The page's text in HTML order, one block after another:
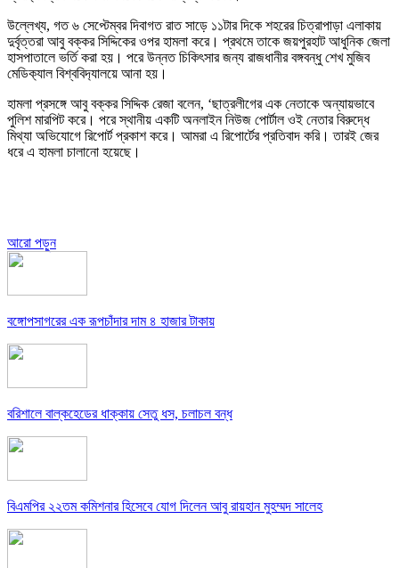
উল্লেখ্য, গত ৬ সেপ্টেম্বর দিবাগত রাত সাড়ে ১১টার দিকে শহরের চিত্রাপাড়া এলাকায়
দুর্বৃত্তরা আবু বক্কর সিদ্দিকের ওপর হামলা করে। প্রথমে তাকে জয়পুরহাট আধুনিক জেলা
হাসপাতালে ভর্তি করা হয়। পরে উন্নত চিকিৎসার জন্য রাজধানীর বঙ্গবন্ধু শেখ মুজিব
মেডিক‌্যাল বিশ্ববিদ‌্যালয়ে আনা হয়।
হামলা প্রসঙ্গে আবু বক্কর সিদ্দিক রেজা বলেন, ‘ছাত্রলীগের এক নেতাকে অন্যায়ভাবে
পুলিশ মারপিট করে। পরে স্থানীয় একটি অনলাইন নিউজ পোর্টাল ওই নেতার বিরুদ্ধে
মিথ্যা অভিযোগে রিপোর্ট প্রকাশ করে। আমরা এ রিপোর্টের প্রতিবাদ করি। তারই জের
ধরে এ হামলা চালানো হয়েছে।
আরো পড়ুন
বঙ্গোপসাগরের এক রূপচাঁদার দাম ৪ হাজার টাকায়
বরিশালে বাল্কহেডের ধাক্কায় সেতু ধস, চলাচল বন্ধ
বিএমপির ২২তম কমিশনার হিসেবে যোগ দিলেন আবু রায়হান মুহম্মদ সালেহ